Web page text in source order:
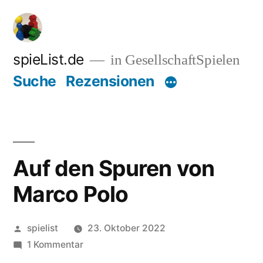
Zum
Inhalt
springen
spieList.de in GesellschaftSpielen
Suche Rezensionen
Auf den Spuren von
Marco Polo
Veröffentlicht
von
spielist
23. Oktober 2022
1 Kommentarzu